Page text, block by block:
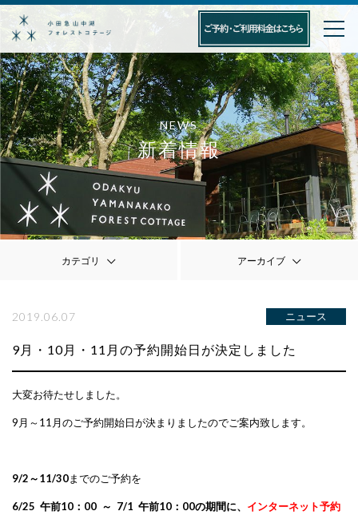
NEWS
新着情報
カテゴリ アーカイブ
2019.06.07 ニュース
9月・10月・11月の予約開始日が決定しました
大変お待たせしました。
9月～11月のご予約開始日が決まりましたのでご案内致します。
9/2～11/30までのご予約を
6/25 午前10：00 ～ 7/1 午前10：00の期間に、 インターネット予約